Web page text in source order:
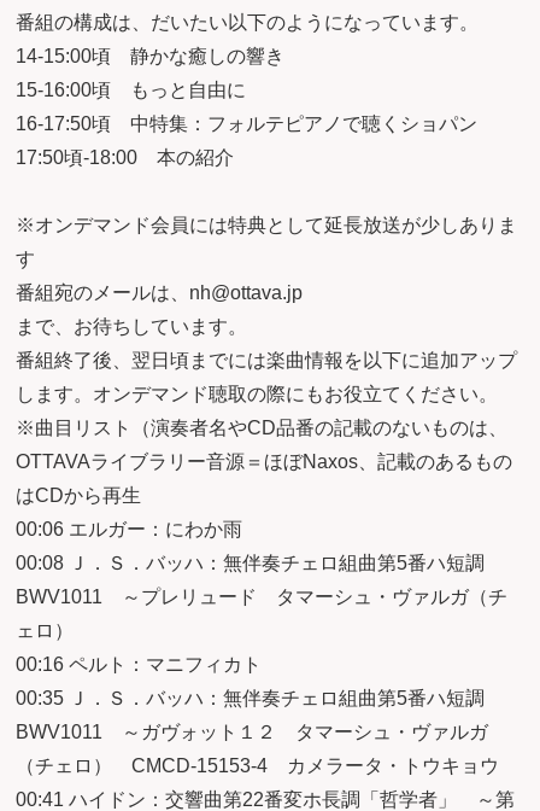
番組の構成は、だいたい以下のようになっています。
14-15:00頃 静かな癒しの響き
15-16:00頃 もっと自由に
16-17:50頃 中特集：フォルテピアノで聴くショパン
17:50頃-18:00 本の紹介
※オンデマンド会員には特典として延長放送が少しありま
す
番組宛のメールは、nh@ottava.jp
まで、お待ちしています。
番組終了後、翌日頃までには楽曲情報を以下に追加アップ
します。オンデマンド聴取の際にもお役立てください。
※曲目リスト（演奏者名やCD品番の記載のないものは、
OTTAVAライブラリー音源＝ほぼNaxos、記載のあるもの
はCDから再生
00:06 エルガー：にわか雨
00:08 Ｊ．Ｓ．バッハ：無伴奏チェロ組曲第5番ハ短調
BWV1011 ～プレリュード タマーシュ・ヴァルガ（チ
ェロ）
00:16 ペルト：マニフィカト
00:35 Ｊ．Ｓ．バッハ：無伴奏チェロ組曲第5番ハ短調
BWV1011 ～ガヴォット１２ タマーシュ・ヴァルガ
（チェロ） CMCD-15153-4 カメラータ・トウキョウ
00:41 ハイドン：交響曲第22番変ホ長調「哲学者」 ～第